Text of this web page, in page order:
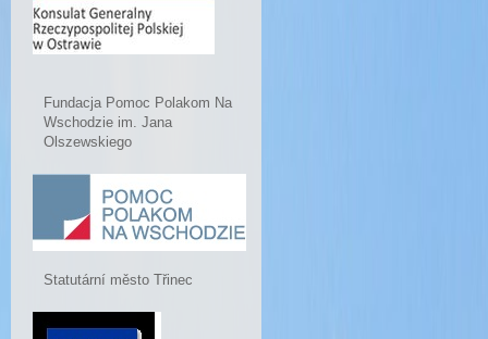
Fundacja Pomoc Polakom Na
Wschodzie im. Jana
Olszewskiego
Statutární město Třinec